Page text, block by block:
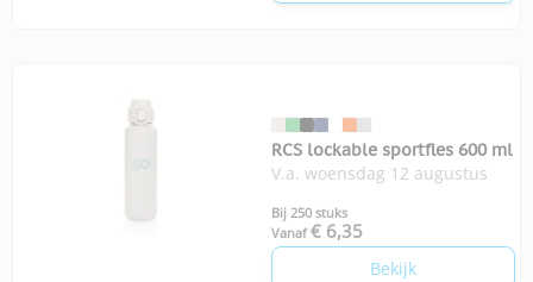
RCS lockable sportfles 600 ml
V.a. woensdag 12 augustus
Bij 250 stuks
Vanaf € 6,35
Bekijk